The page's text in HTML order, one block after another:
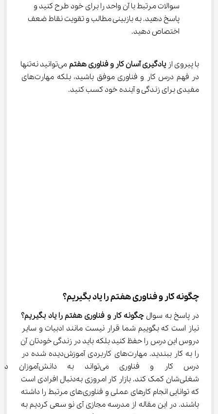
سوالات مرتبط با آن واحد را برای خود طرح کنید و
پاسخ دهید. به بازبینی مطالب و تقویت نقاط ضعف
اختصاص دهید.
با پیروی از یادگیری آسان کار و فناوری هفتم
می‌توانید نه‌تنها
در فهم درس کار و فناوری موفق باشید، بلکه مهارت‌های
مفیدی برای زندگی و آینده خود کسب کنید.
چگونه کار و فناوری هفتم را یاد بگیریم؟
در پاسخ به سوال چگونه کار و فناوری هفتم را یاد بگیریم؟
نیاز است که بگوییم شما قرار نیست مانند ادبیات و سایر
دروس این درس را حفظ کنید بلکه باید در زندگی خودتان آن
را به کار ببندید. مهارت‌های کاربردی آموزش‌دیده شده در
درس کار و فناوری می‌تواند
شغلی‌شان کمک کند. بازار کار امروزی به‌دنبال افرادی است
که توانایی انجام کارهای عملی و فناوری‌های مرتبط را داشته
باشند. در این مقاله از مدرسه مجازی آی نو سعی کردیم به